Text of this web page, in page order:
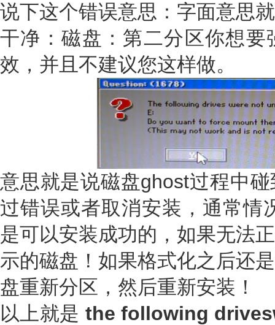
说下这个错误意思：字面意思
干净：磁盘：第二分区你想
效，并且不建议您这样做。
意思就是说磁盘ghost过程中
过错误或者取消安装，通常情
是可以安装成功的，如果无法
示的磁盘！如果格式化之后还
盘重新分区，然后重新安装！
以上就是 the following